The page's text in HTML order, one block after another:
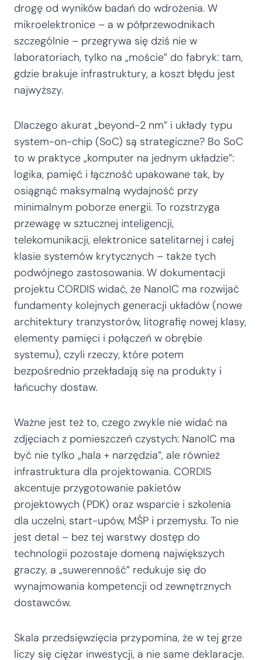
drogę od wyników badań do wdrożenia. W
mikroelektronice – a w półprzewodnikach
szczególnie – przegrywa się dziś nie w
laboratoriach, tylko na „moście” do fabryk: tam,
gdzie brakuje infrastruktury, a koszt błędu jest
najwyższy.
Dlaczego akurat „beyond-2 nm” i układy typu
system-on-chip (SoC) są strategiczne? Bo SoC
to w praktyce „komputer na jednym układzie”:
logika, pamięć i łączność upakowane tak, by
osiągnąć maksymalną wydajność przy
minimalnym poborze energii. To rozstrzyga
przewagę w sztucznej inteligencji,
telekomunikacji, elektronice satelitarnej i całej
klasie systemów krytycznych – także tych
podwójnego zastosowania. W dokumentacji
projektu CORDIS widać, że NanoIC ma rozwijać
fundamenty kolejnych generacji układów (nowe
architektury tranzystorów, litografię nowej klasy,
elementy pamięci i połączeń w obrębie
systemu), czyli rzeczy, które potem
bezpośrednio przekładają się na produkty i
łańcuchy dostaw.
Ważne jest też to, czego zwykle nie widać na
zdjęciach z pomieszczeń czystych: NanoIC ma
być nie tylko „hala + narzędzia”, ale również
infrastruktura dla projektowania. CORDIS
akcentuje przygotowanie pakietów
projektowych (PDK) oraz wsparcie i szkolenia
dla uczelni, start-upów, MŚP i przemysłu. To nie
jest detal – bez tej warstwy dostęp do
technologii pozostaje domeną największych
graczy, a „suwerenność” redukuje się do
wynajmowania kompetencji od zewnętrznych
dostawców.
Skala przedsięwzięcia przypomina, że w tej grze
liczy się ciężar inwestycji, a nie same deklaracje.